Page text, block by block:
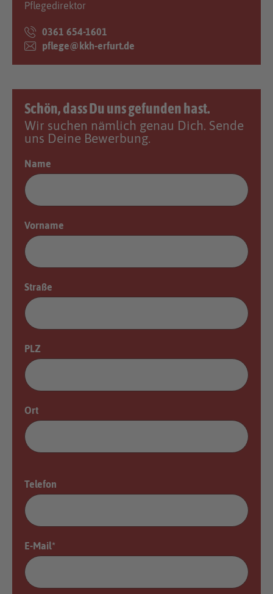
Pflegedirektor
0361 654-1601
pflege@kkh-erfurt.de
Schön, dass Du uns gefunden hast.
Wir suchen nämlich genau Dich. Sende
uns Deine Bewerbung.
Name
Vorname
Straße
PLZ
Ort
Telefon
E-Mail*